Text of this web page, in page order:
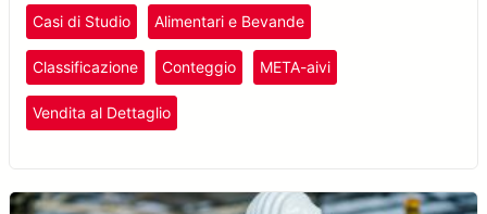
basato su AI, riducendo i tempi di attesa e ottimizzando le
operazioni in negozio.
Casi di Studio Alimentari e Bevande
Classificazione Conteggio META-aivi
Vendita al Dettaglio